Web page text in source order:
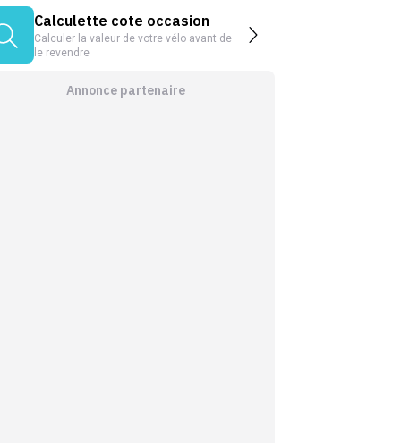
Calculette cote occasion
Calculer la valeur de votre vélo avant de
le revendre
Annonce partenaire